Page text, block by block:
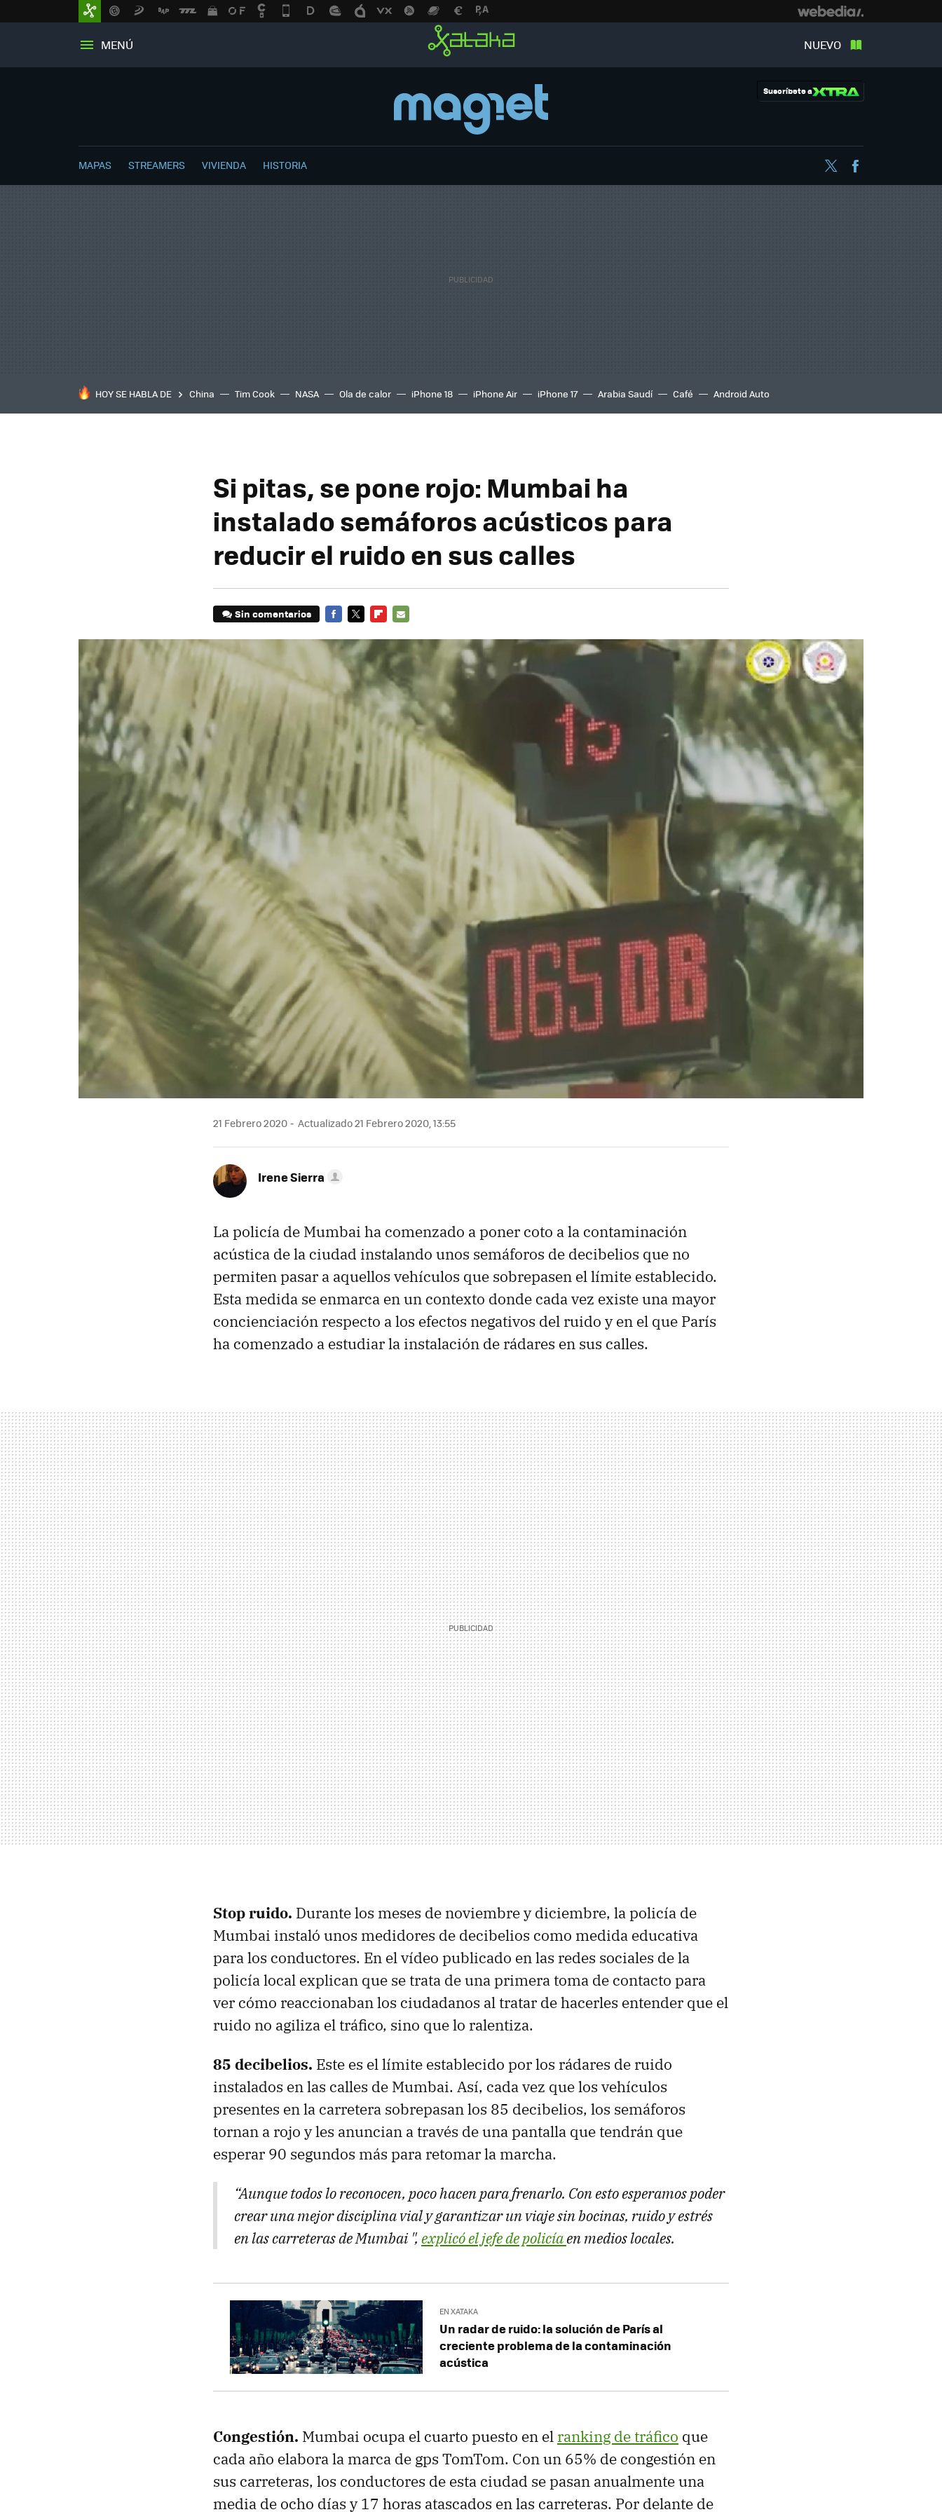
MENÚ NUEVO
Suscríbete a
MAPAS STREAMERS VIVIENDA HISTORIA Twitter
HOY SE HABLA DE China Tim Cook NASA Ola de calor iPhone 18 iPhone Air iPhone 17 Arabia Saudí Café Android Auto
Si pitas, se pone rojo: Mumbai ha
instalado semáforos acústicos para
reducir el ruido en sus calles
Sin comentarios
21 Febrero 2020 Actualizado 21 Febrero 2020, 13:55
Irene Sierra
La policía de Mumbai ha comenzado a poner coto a la contaminación
acústica de la ciudad instalando unos semáforos de decibelios que no
permiten pasar a aquellos vehículos que sobrepasen el límite establecido.
Esta medida se enmarca en un contexto donde cada vez existe una mayor
concienciación respecto a los efectos negativos del ruido y en el que París
ha comenzado a estudiar la instalación de rádares en sus calles.
Stop ruido. Durante los meses de noviembre y diciembre, la policía de
Mumbai instaló unos medidores de decibelios como medida educativa
para los conductores. En el vídeo publicado en las redes sociales de la
policía local explican que se trata de una primera toma de contacto para
ver cómo reaccionaban los ciudadanos al tratar de hacerles entender que el
ruido no agiliza el tráfico, sino que lo ralentiza.
85 decibelios. Este es el límite establecido por los rádares de ruido
instalados en las calles de Mumbai. Así, cada vez que los vehículos
presentes en la carretera sobrepasan los 85 decibelios, los semáforos
tornan a rojo y les anuncian a través de una pantalla que tendrán que
esperar 90 segundos más para retomar la marcha.
“Aunque todos lo reconocen, poco hacen para frenarlo. Con esto esperamos poder
crear una mejor disciplina vial y garantizar un viaje sin bocinas, ruido y estrés
en las carreteras de Mumbai ", explicó el jefe de policíaen medios locales.
EN XATAKA
Un radar de ruido: la solución de París al
creciente problema de la contaminación
acústica
Congestión. Mumbai ocupa el cuarto puesto en el ranking de tráfico que
cada año elabora la marca de gps TomTom. Con un 65% de congestión en
sus carreteras, los conductores de esta ciudad se pasan anualmente una
media de ocho días y 17 horas atascados en las carreteras. Por delante de